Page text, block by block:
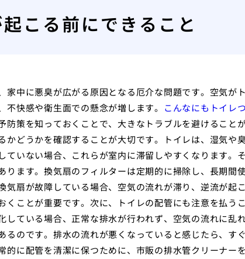
こる前にできること
家中に悪臭が広がる原因となる厄介な問題です。空気が
快感や衛生面での懸念が増します。 こんなにもトイレ
防策を知っておくことで、大きなトラブルを避けること
かどうかを確認することが大切です。トイレは、湿気や
ていない場合、これらが室内に滞留しやすくなります。
ります。換気扇のフィルターは定期的に掃除し、長期間
気扇が故障している場合、空気の流れが滞り、逆流が起
くことが重要です。次に、トイレの配管にも注意を払う
している場合、正常な排水が行われず、空気の流れに乱
るのです。排水の流れが悪くなっていると感じたら、す
的に配管を清潔に保つために、市販の排水管クリーナー